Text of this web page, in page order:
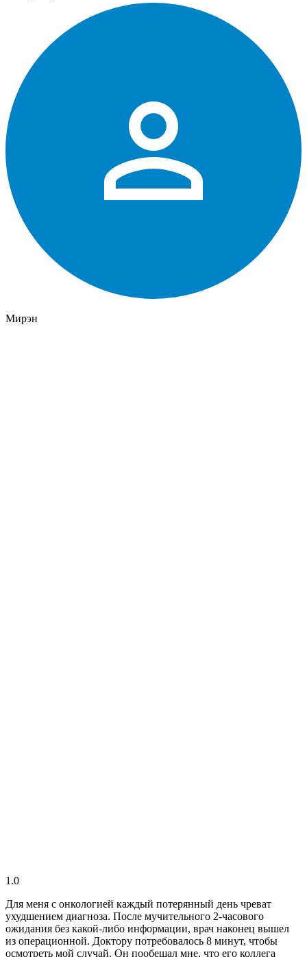
Мирэн
1.0
Для меня с онкологией каждый потерянный день чреват
ухудшением диагноза. После мучительного 2-часового
ожидания без какой-либо информации, врач наконец вышел
из операционной. Доктору потребовалось 8 минут, чтобы
осмотреть мой случай. Он пообещал мне, что его коллега